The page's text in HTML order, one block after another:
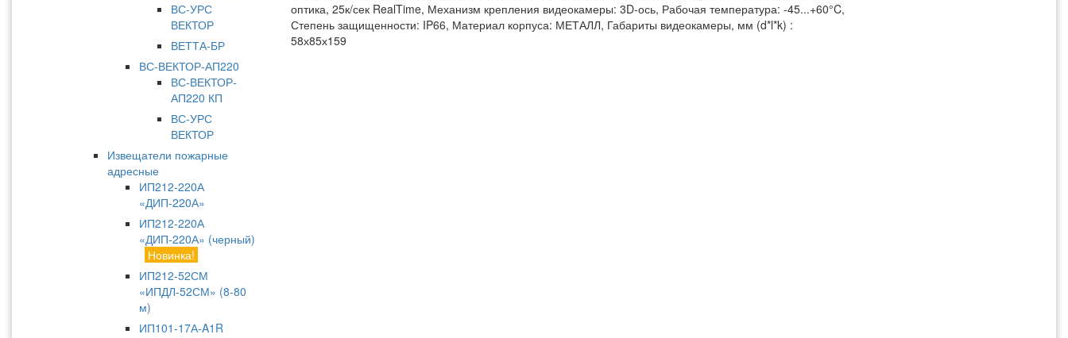
ВС-УРС
ВЕКТОР
ВЕТТА-БР
ВС-ВЕКТОР-АП220
ВС-ВЕКТОР-
АП220 КП
ВС-УРС
ВЕКТОР
Извещатели пожарные
адресные
ИП212-220А
«ДИП-220А»
ИП212-220А
«ДИП-220А» (черный)
Новинка!
ИП212-52СМ
«ИПДЛ-52СМ» (8-80
м)
ИП101-17А-A1R
оптика, 25к/сек RealTime, Механизм крепления видеокамеры: 3D-ось, Рабочая температура: -45...+60°C,
Степень защищенности: IP66, Материал корпуса: МЕТАЛЛ, Габариты видеокамеры, мм (d*l*k) :
58х85х159